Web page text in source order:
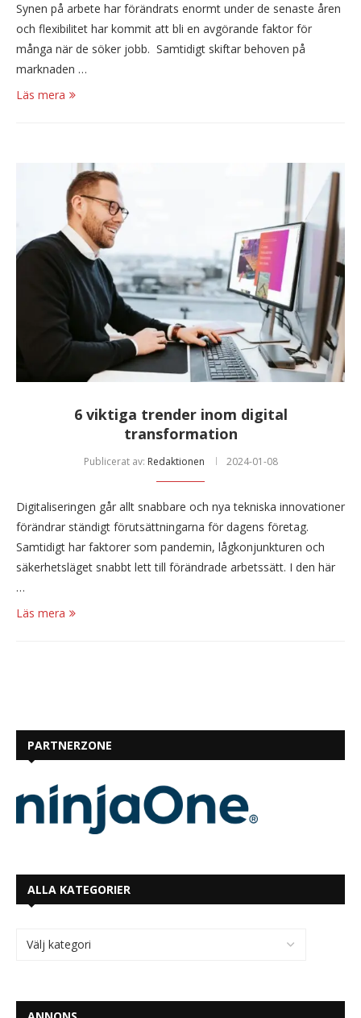
Synen på arbete har förändrats enormt under de senaste åren
och flexibilitet har kommit att bli en avgörande faktor för
många när de söker jobb. Samtidigt skiftar behoven på
marknaden …
Läs mera
6 viktiga trender inom digital
transformation
Publicerat av: Redaktionen 2024-01-08
Digitaliseringen går allt snabbare och nya tekniska innovationer
förändrar ständigt förutsättningarna för dagens företag.
Samtidigt har faktorer som pandemin, lågkonjunkturen och
säkerhetsläget snabbt lett till förändrade arbetssätt. I den här
…
Läs mera
PARTNERZONE
ALLA KATEGORIER